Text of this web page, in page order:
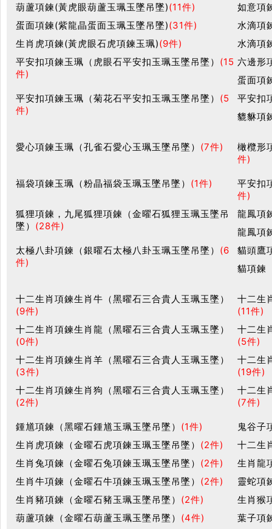
葫蘆項鍊(黃虎眼葫蘆玉珮玉墜吊墜)(11件)
如意項
蛋面項鍊(紫龍晶蛋面玉珮玉墜吊墜)(31件)
水滴項
生肖虎項鍊(黃虎眼石虎項鍊玉珮)(9件)
水滴項
平安扣項鍊玉珮（虎眼石平安扣玉珮玉墜吊墜） (15
件)
六邊形
蛋面項
平安扣項鍊玉珮（菊花石平安扣玉珮玉墜吊墜） (5
件)
平安扣
貔貅項
愛心項鍊玉珮（孔雀石愛心玉珮玉墜吊墜） (7件)
橄欖形
件)
福袋項鍊玉珮（粉晶福袋玉珮玉墜吊墜） (1件)
平安扣
件)
狐狸項鍊，九尾狐狸項鍊（金曜石狐狸玉珮玉墜吊
墜） (28件)
龍鳳項
龍鳳項
太極八卦項鍊（銀曜石太極八卦玉珮玉墜吊墜） (6
件)
貓頭鷹
貓項鍊
十二生肖項鍊生肖牛（黑曜石三合貴人玉珮玉墜）
(9件)
十二生
(11件)
十二生肖項鍊生肖龍（黑曜石三合貴人玉珮玉墜）
(0件)
十二生
(5件)
十二生肖項鍊生肖羊（黑曜石三合貴人玉珮玉墜）
(3件)
十二生
(19件)
十二生肖項鍊生肖狗（黑曜石三合貴人玉珮玉墜）
(2件)
十二生
(7件)
鍾馗項鍊（黑曜石鍾馗玉珮玉墜吊墜） (1件)
鬼谷子
生肖虎項鍊（金曜石虎項鍊玉珮玉墜吊墜） (2件)
十二生
生肖兔項鍊（金曜石兔項鍊玉珮玉墜吊墜） (2件)
生肖龍
生肖牛項鍊（金曜石牛項鍊玉珮玉墜吊墜） (2件)
靈蛇項
生肖豬項鍊（金曜石豬玉珮玉墜吊墜） (2件)
生肖猴
葫蘆項鍊（金曜石葫蘆玉珮玉墜吊墜） (4件)
葉子項